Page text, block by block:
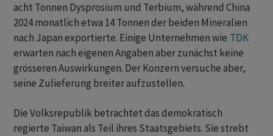
acht Tonnen Dysprosium und Terbium, ​während China
2024 monatlich ⁠etwa 14 Tonnen der beiden Mineralien
nach Japan exportierte. Einige Unternehmen wie TDK
erwarten ‌nach eigenen Angaben aber zunächst keine
grösseren Auswirkungen. Der Konzern versuche aber,
seine Zulieferung breiter aufzustellen.
Die Volksrepublik betrachtet das demokratisch
regierte Taiwan als ‌Teil ihres Staatsgebiets. Sie strebt